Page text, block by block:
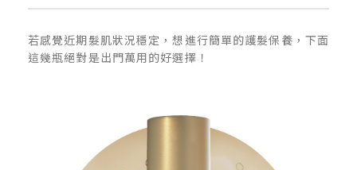
若感覺近期髮肌狀況穩定，想進行簡單的護髮保養，下面
這幾瓶絕對是出門萬用的好選擇！